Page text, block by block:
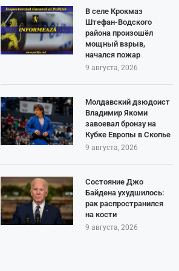
В селе Крокмаз
Штефан-Водского
района произошёл
мощный взрыв,
начался пожар
9 августа, 2026
Молдавский дзюдоист
Владимир Якоми
завоевал бронзу на
Кубке Европы в Скопье
9 августа, 2026
Состояние Джо
Байдена ухудшилось:
рак распространился
на кости
9 августа, 2026